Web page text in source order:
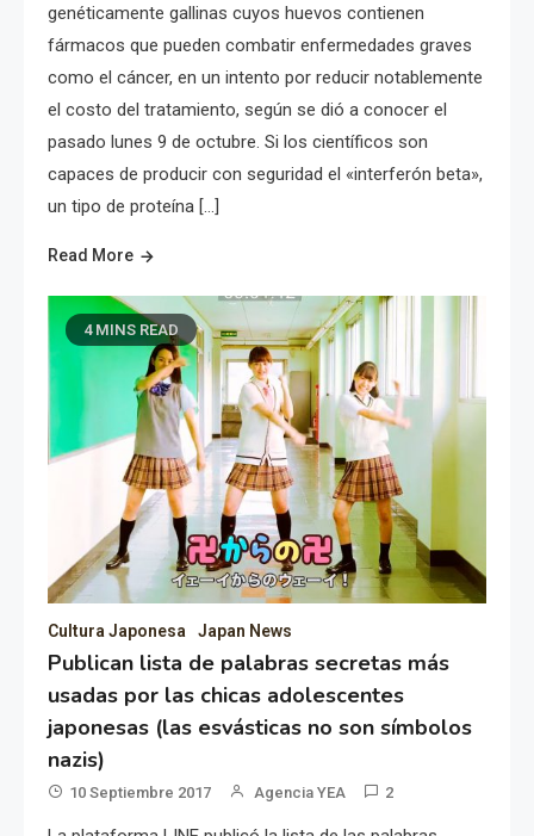
genéticamente gallinas cuyos huevos contienen
fármacos que pueden combatir enfermedades graves
como el cáncer, en un intento por reducir notablemente
el costo del tratamiento, según se dió a conocer el
pasado lunes 9 de octubre. Si los científicos son
capaces de producir con seguridad el «interferón beta»,
un tipo de proteína […]
Read More
4 MINS READ
Cultura Japonesa Japan News
Publican lista de palabras secretas más
usadas por las chicas adolescentes
japonesas (las esvásticas no son símbolos
nazis)
10 Septiembre 2017 Agencia YEA 2